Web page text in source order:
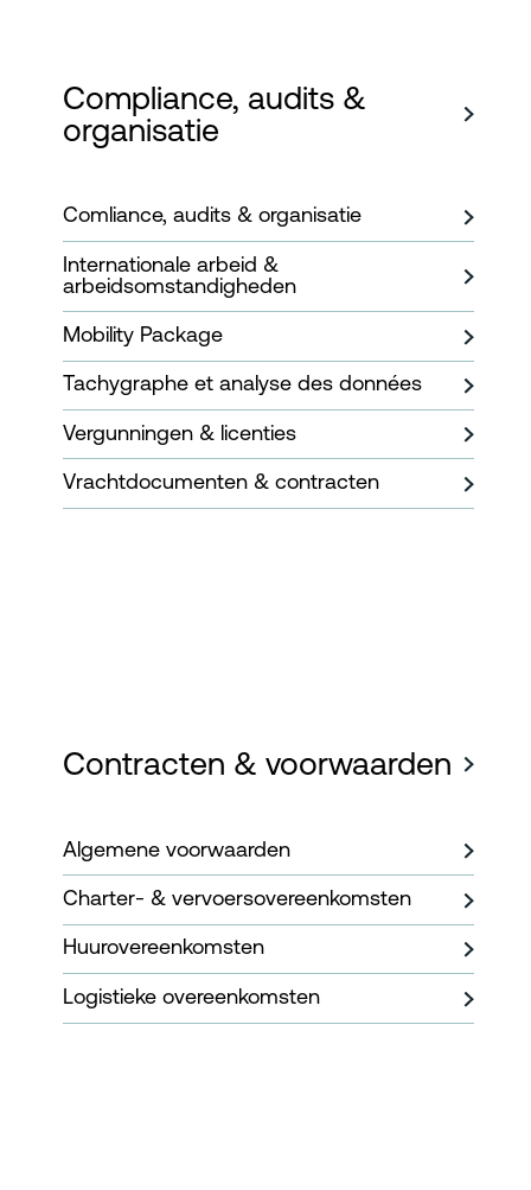
Compliance, audits &
organisatie
Comliance, audits & organisatie
Internationale arbeid &
arbeidsomstandigheden
Mobility Package
Tachygraphe et analyse des données
Vergunningen & licenties
Vrachtdocumenten & contracten
Contracten & voorwaarden
Algemene voorwaarden
Charter- & vervoersovereenkomsten
Huurovereenkomsten
Logistieke overeenkomsten